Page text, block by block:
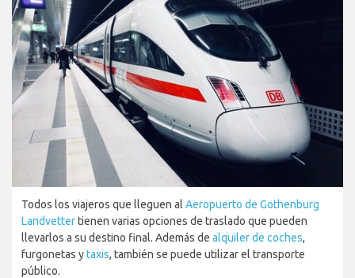
Todos los viajeros que lleguen al Aeropuerto de Gothenburg
Landvettertienen varias opciones de traslado que pueden
llevarlos a su destino final. Además de alquiler de coches,
furgonetas ytaxis, también se puede utilizar el transporte
público.